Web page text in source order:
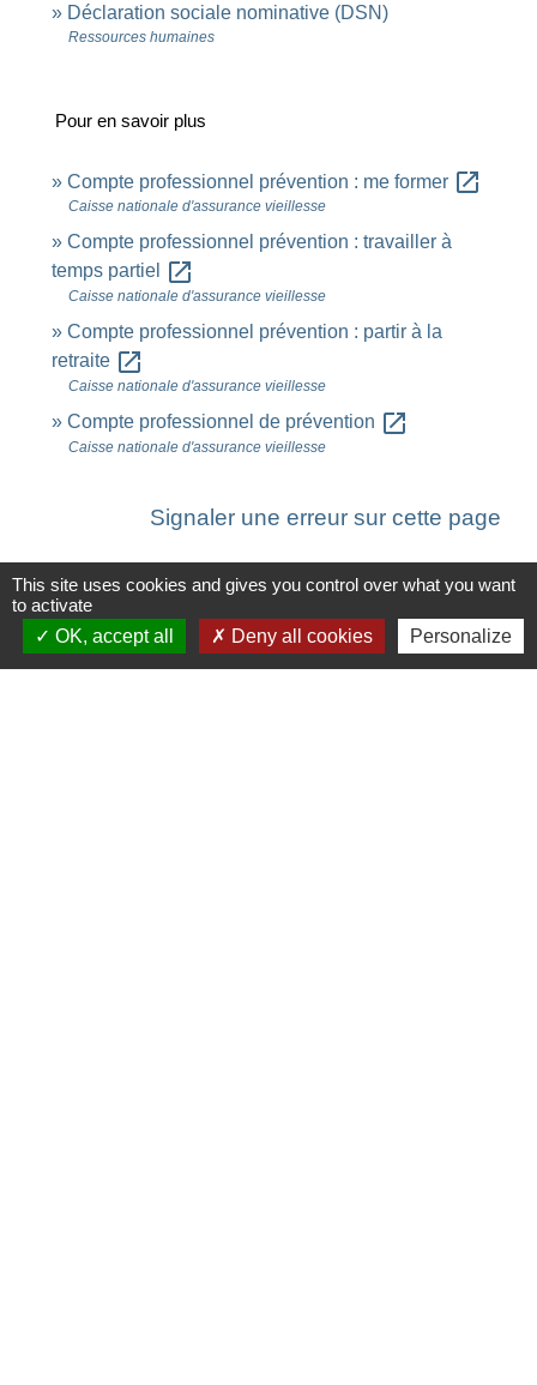
Déclaration sociale nominative (DSN)
Ressources humaines
Pour en savoir plus
Compte professionnel prévention : me former open_in_new
Caisse nationale d'assurance vieillesse
Compte professionnel prévention : travailler à
temps partiel
open_in_new
Caisse nationale d'assurance vieillesse
Compte professionnel prévention : partir à la
retraite open_in_new
Caisse nationale d'assurance vieillesse
Compte professionnel de prévention open_in_new
Caisse nationale d'assurance vieillesse
Signaler une erreur sur cette page
Contacts
This site uses cookies and gives you control over what you want
to activate
OK, accept all
Deny all cookies Personalize